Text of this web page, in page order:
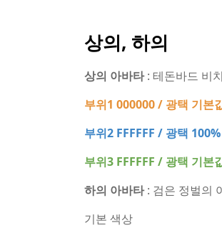
상의, 하의
상의 아바타: 테돈바드 비
부위1 000000 / 광택 기본
부위2 FFFFFF / 광택
부위3 FFFFFF / 광택 기본
하의 아바타: 검은 정벌의
기본 색상